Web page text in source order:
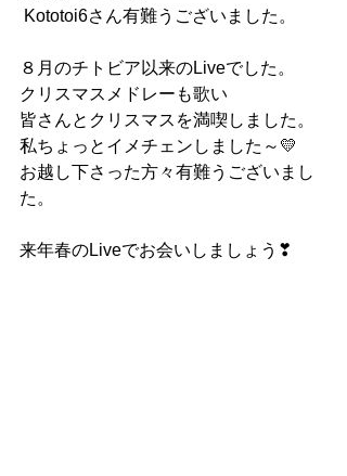
Kototoi6さん有難うございました。
８月のチトビア以来のLiveでした。
クリスマスメドレーも歌い
皆さんとクリスマスを満喫しました。
私ちょっとイメチェンしました～💛
お越し下さった方々有難うございまし
た。
来年春のLiveでお会いしましょう❣